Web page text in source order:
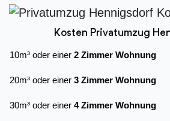
Kosten Privatumzug
10m³ oder einer 2 Zimmer Wohnung
20m³ oder einer 3 Zimmer Wohnung
30m³ oder einer 4 Zimmer Wohnung